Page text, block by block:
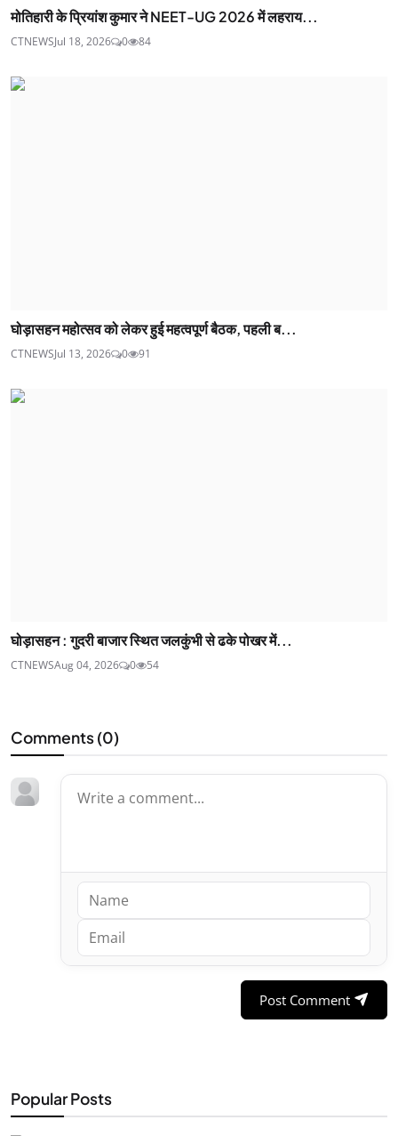
मोतिहारी के प्रियांश कुमार ने NEET-UG 2026 में लहराय...
CTNEWSJul 18, 2026 0 84
घोड़ासहन महोत्सव को लेकर हुई महत्वपूर्ण बैठक, पहली ब...
CTNEWSJul 13, 2026 0 91
घोड़ासहन : गुदरी बाजार स्थित जलकुंभी से ढके पोखर में...
CTNEWSAug 04, 2026 0 54
Comments (0)
Post Comment
Popular Posts